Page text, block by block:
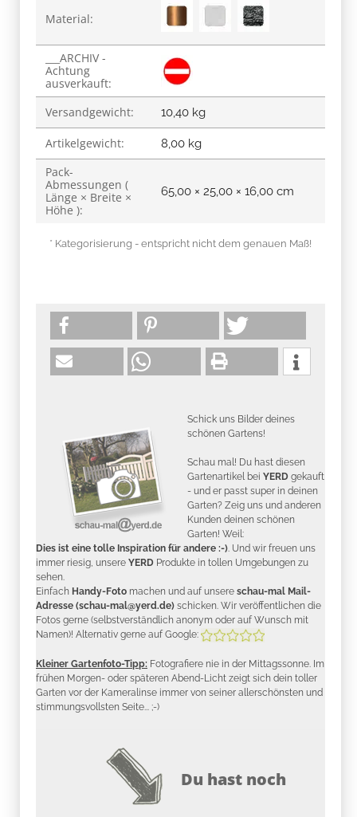
Material:
___ARCHIV -
Achtung
ausverkauft:
Versandgewicht:
10,40 kg
Artikelgewicht: 8,00 kg
Pack-
Abmessungen (
Länge × Breite ×
Höhe ):
65,00 × 25,00 × 16,00 cm
* Kategorisierung - entspricht nicht dem genauen Maß!
Schick uns Bilder deines
schönen Gartens!
Schau mal! Du hast diesen
Gartenartikel bei YERD gekauft
- und er passt super in deinen
Garten? Zeig uns und anderen
Kunden deinen schönen
Garten! Weil:
Dies ist eine tolle Inspiration für andere :-) . Und wir freuen uns
immer riesig, unsere YERD Produkte in tollen Umgebungen zu
sehen.
Einfach Handy-Foto machen und auf unsere schau-mal Mail-
Adresse (schau-mal@yerd.de) schicken. Wir veröffentlichen die
Fotos gerne (selbstverständlich anonym oder auf Wunsch mit
Namen)! Alternativ gerne auf Google:
Kleiner Gartenfoto-Tipp: Fotografiere nie in der Mittagssonne. Im
frühen Morgen- oder späteren Abend-Licht zeigt sich dein toller
Garten vor der Kameralinse immer von seiner allerschönsten und
stimmungsvollsten Seite... ;-)
Du hast noch